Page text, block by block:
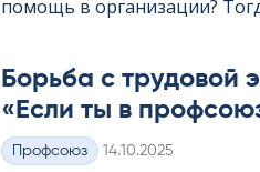
помощь в организации?
Борьба с трудовой
«Если ты в
Категории
Профсоюз Kirjoitettu
14.10.2025